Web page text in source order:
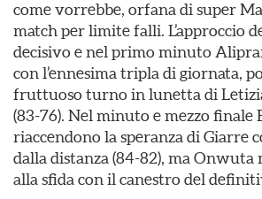
come vorrebbe, orfana di super
match per limite falli. L’approccio
decisivo e nel primo minuto
con l’ennesima tripla di giornata,
fruttuoso turno in lunetta di
(83-76). Nel minuto e mezzo finale
riaccendono la speranza di Giarre
dalla distanza (84-82), ma Onwuta
alla sfida con il canestro del